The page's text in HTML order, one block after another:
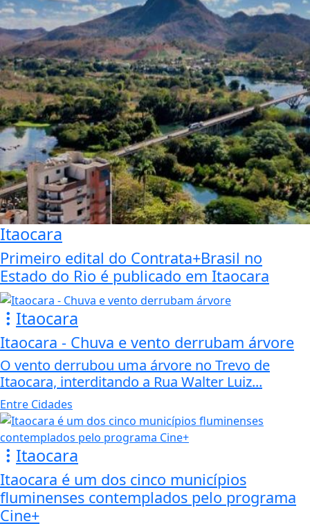
Itaocara
Primeiro edital do Contrata+Brasil no
Estado do Rio é publicado em Itaocara
Itaocara
Itaocara - Chuva e vento derrubam árvore
O vento derrubou uma árvore no Trevo de
Itaocara, interditando a Rua Walter Luiz...
Entre Cidades
Itaocara
Itaocara é um dos cinco municípios
fluminenses contemplados pelo programa
Cine+